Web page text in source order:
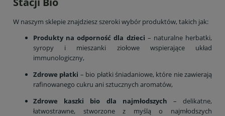
W naszym sklepie znajdziesz szeroki wybór produktów, takich jak:
Produkty na odporność dla dzieci – naturalne herbatki,
syropy i mieszanki ziołowe wspierające układ
immunologiczny,
Zdrowe płatki – bio płatki śniadaniowe, które nie zawierają
rafinowanego cukru ani sztucznych aromatów,
Zdrowe kaszki bio dla najmłodszych – delikatne,
łatwostrawne, stworzone z myślą o najmłodszych